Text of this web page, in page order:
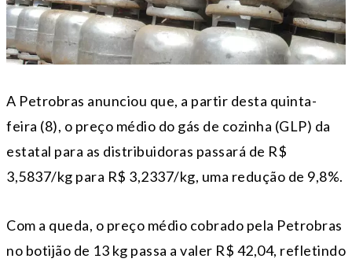
A Petrobras anunciou que, a partir desta quinta-
feira (8), o preço médio do gás de cozinha (GLP) da
estatal para as distribuidoras passará de R$
3,5837/kg para R$ 3,2337/kg, uma redução de 9,8%.
Com a queda, o preço médio cobrado pela Petrobras
no botijão de 13 kg passa a valer R$ 42,04, refletindo